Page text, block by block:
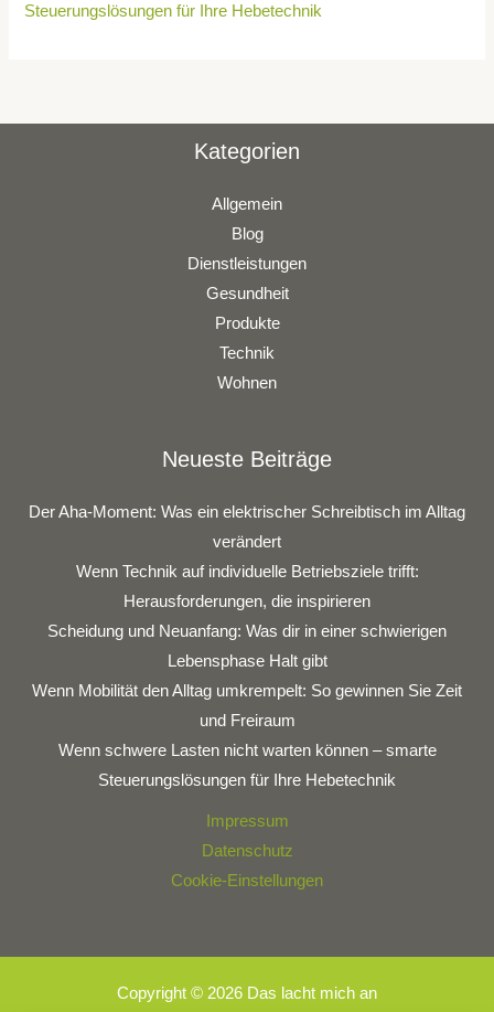
Steuerungslösungen für Ihre Hebetechnik
Kategorien
Allgemein
Blog
Dienstleistungen
Gesundheit
Produkte
Technik
Wohnen
Neueste Beiträge
Der Aha-Moment: Was ein elektrischer Schreibtisch im Alltag
verändert
Wenn Technik auf individuelle Betriebsziele trifft:
Herausforderungen, die inspirieren
Scheidung und Neuanfang: Was dir in einer schwierigen
Lebensphase Halt gibt
Wenn Mobilität den Alltag umkrempelt: So gewinnen Sie Zeit
und Freiraum
Wenn schwere Lasten nicht warten können – smarte
Steuerungslösungen für Ihre Hebetechnik
Impressum
Datenschutz
Cookie-Einstellungen
Copyright © 2026 Das lacht mich an